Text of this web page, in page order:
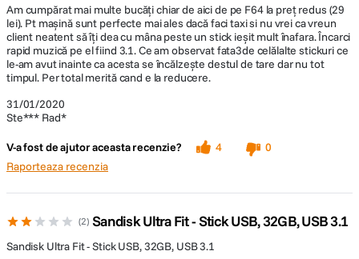
31/01/2020
Ste*** Rad*
Am cumpărat mai multe bucăți chiar de aici de pe F64 la preț redus (29
lei). Pt mașină sunt perfecte mai ales dacă faci taxi si nu vrei ca vreun
client neatent să îți dea cu mâna peste un stick ieșit mult înafara. Încarci
rapid muzică pe el fiind 3.1. Ce am observat fata3de celălalte stickuri ce
le-am avut inainte ca acesta se încălzește destul de tare dar nu tot
timpul. Per total merită cand e la reducere.
V-a fost de ajutor aceasta recenzie? 4
0
Raporteaza recenzia
2 Sandisk Ultra Fit - Stick USB, 32GB, USB 3.1
Sandisk Ultra Fit - Stick USB, 32GB, USB 3.1